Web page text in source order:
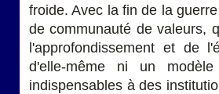
froide. Avec la fin de la
de communauté de valeurs,
l'approfondissement et de
d'elle-même ni un
indispensables à des